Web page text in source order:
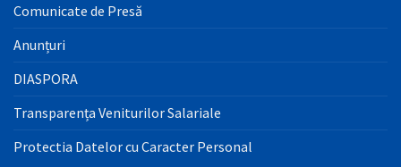
Comunicate de Presă
Anunțuri
DIASPORA
Transparența Veniturilor Salariale
Protectia Datelor cu Caracter Personal